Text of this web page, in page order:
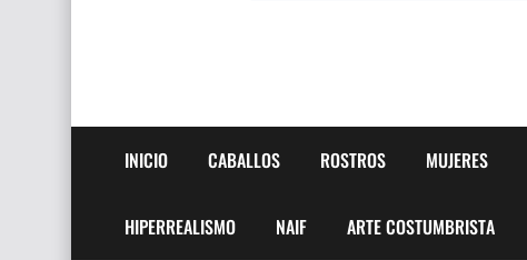
INICIO CABALLOS ROSTROS MUJERES
HIPERREALISMO NAIF ARTE COSTUMBRISTA
Pintores de Paisajes Famosos, Arte al Óleo